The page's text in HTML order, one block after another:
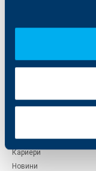
Кои сме ние
Управление
Отчети и анализи
ОББ Галерия
Кариери
Новини